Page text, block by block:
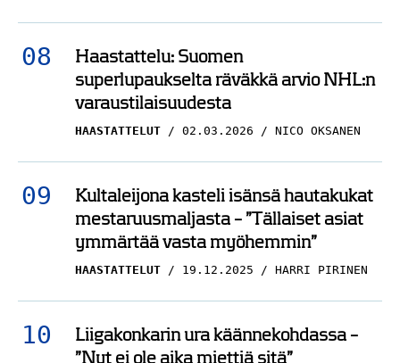
Haastattelu: Suomen
superlupaukselta räväkkä arvio NHL:n
varaustilaisuudesta
HAASTATTELUT 02.03.2026 NICO OKSANEN
Kultaleijona kasteli isänsä hautakukat
mestaruusmaljasta – ”Tällaiset asiat
ymmärtää vasta myöhemmin”
HAASTATTELUT 19.12.2025 HARRI PIRINEN
Liigakonkarin ura käännekohdassa –
”Nyt ei ole aika miettiä sitä”